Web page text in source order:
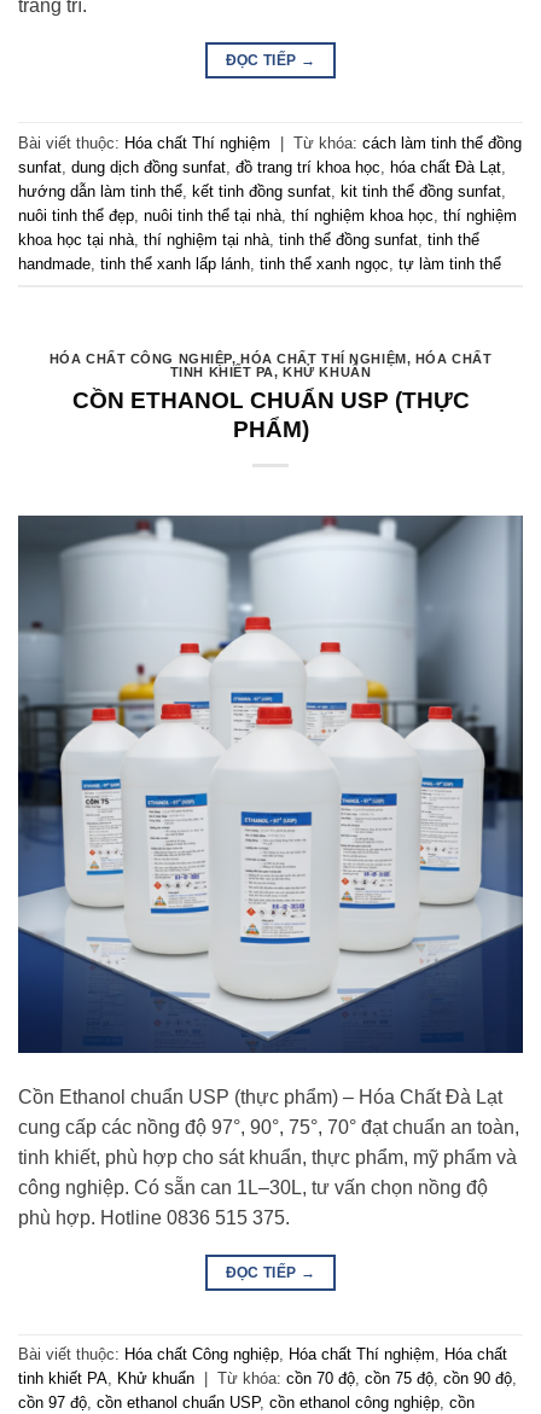
trang trí.
ĐỌC TIẾP →
Bài viết thuộc: Hóa chất Thí nghiệm | Từ khóa: cách làm tinh thể đồng
sunfat dung dịch đồng sunfat đồ trang trí khoa học hóa chất Đà Lạt
hướng dẫn làm tinh thể kết tinh đồng sunfat kit tinh thể đồng sunfat
nuôi tinh thể đẹp nuôi tinh thể tại nhà thí nghiệm khoa học thí nghiệm
khoa học tại nhà thí nghiệm tại nhà tinh thể đồng sunfat tinh thể
handmade tinh thể xanh lấp lánh tinh thể xanh ngọc tự làm tinh thể
HÓA CHẤT CÔNG NGHIỆP, HÓA CHẤT THÍ NGHIỆM , HÓA CHẤT
TINH KHIẾT PA, KHỬ KHUẨN
CỒN ETHANOL CHUẨN USP (THỰC
PHẨM)
Cồn Ethanol chuẩn USP (thực phẩm) – Hóa Chất Đà Lạt
cung cấp các nồng độ 97°, 90°, 75°, 70° đạt chuẩn an toàn,
tinh khiết, phù hợp cho sát khuẩn, thực phẩm, mỹ phẩm và
công nghiệp. Có sẵn can 1L–30L, tư vấn chọn nồng độ
phù hợp. Hotline 0836 515 375.
ĐỌC TIẾP →
Bài viết thuộc: Hóa chất Công nghiệp, Hóa chất Thí nghiệm, Hóa chất
tinh khiết PA, Khử khuẩn Từ khóa: cồn 70 độ, cồn 75 độ, cồn 90 độ,
cồn 97 độ, cồn ethanol chuẩn USP, cồn ethanol công nghiệp, cồn